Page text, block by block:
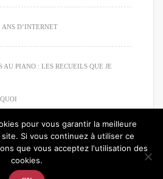
ANS D’INTERNET
AU PIANO : LES RECUEILS QUE JE
Apprendre à jouer du piano
pour vous garantir la meilleure
Si vous continuez à utiliser ce
que vous acceptez l'utilisation des
cookies.